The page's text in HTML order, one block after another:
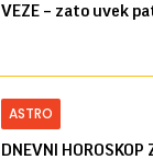
VEZE – zato uvek
ASTRO
DNEVNI